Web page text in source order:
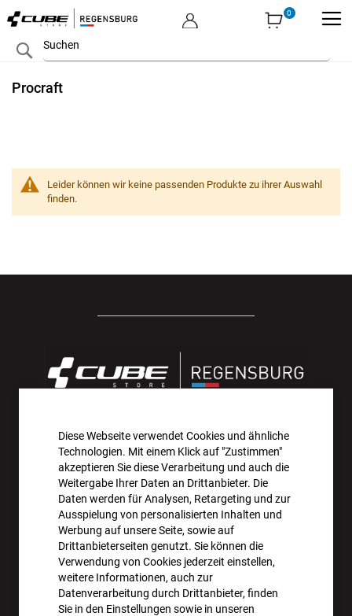
Diese Webseite verwendet Cookies und ähnliche
Technologien. Mit einem Klick auf "Zustimmen"
akzeptieren Sie diese Verarbeitung und auch die
Weitergabe Ihrer Daten an Drittanbieter. Die
Daten werden für Analysen, Retargeting und zur
Ausspielung von personalisierten Inhalten und
Werbung auf unsere Seite, sowie auf
Drittanbieterseiten genutzt. Sie können die
Verwendung von Cookies jederzeit einstellen,
weitere Informationen, auch zur
Datenverarbeitung durch Drittanbieter, finden
Sie in den Einstellungen sowie in unseren
Inhalt
Search
Procraft
Leider können wir keine passenden Produkte zu ihrer Auswahl
finden.
AKTIONEN UND NEUHEITEN ABONNIEREN UND
10€ GUTSCHEIN SICHERN!**
ANMELDEN
**Angebot gültig ab einem Bestellwert von 100€.
Abmeldung jederzeit möglich.